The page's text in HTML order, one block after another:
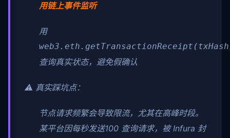
用链上事件监听
用
查询真实状态，避免假确认
⚠️ 真实踩坑点：
节点请求频繁会导致限流，尤其在高峰时段。
某平台因每秒发送100 查询请求，被 Infura 封